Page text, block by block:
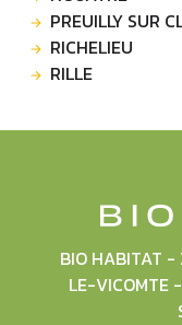
PREUILLY SUR
RICHELIEU
RILLE
BIO HABITAT
LE-VICOMTE